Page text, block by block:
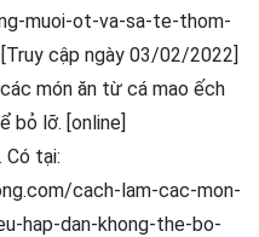
muoi-ot-va-sa-te-thom-
cập ngày 03/02/2022]
món ăn từ cá mao ếch
bỏ lỡ. [online]
Có tại:
cach-lam-cac-mon-
hap-dan-khong-the-bo-